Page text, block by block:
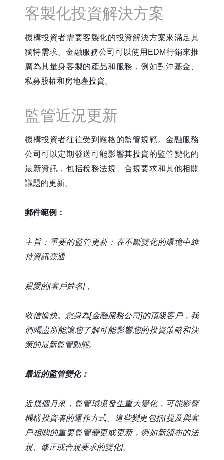
客製化投資解決方案
機構投資者需要客製化的投資解決方案來滿足其
獨特需求。金融服務公司可以使用EDM行銷來推
廣為其量身客製的產品和服務，例如對沖基金、
私募股權和房地產投資。
監管近況更新
機構投資者往往受到嚴格的監管規範。金融服務
公司可以定期發送可能影響其投資的監管變化的
最新資訊，包括稅務法規、合規要求和其他相關
議題的更新。
郵件範例：
主旨：重要的監管更新：在不斷變化的環境中維
持資訊靈通
親愛的[客戶姓名]，
收信愉快。您身為[金融服務公司]的頂級客戶，我
們竭盡所能讓您了解可能影響您的投資策略和決
策的最新監管動態。
最近的監管變化：
近幾個月來，監管環境發生重大變化，可能影響
機構投資者的運作方式。這些變更包括[提及與客
戶相關的重要監管變更或更新，例如新頒布的法
規、修正或合規要求的變化]。